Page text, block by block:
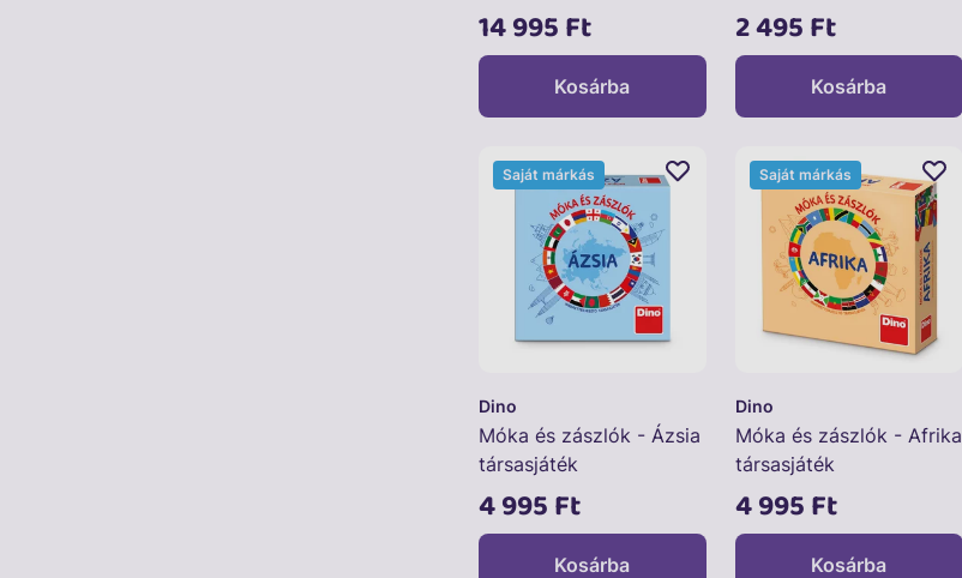
14 995 Ft
Kosárba
2 495 Ft
Kosárba
Dino
Móka és zászlók - Ázsia
társasjáték
4 995 Ft
Saját márkás
Kosárba
Dino
Móka és zászlók - Afrika
társasjáték
4 995 Ft
Saját márkás
Kosárba